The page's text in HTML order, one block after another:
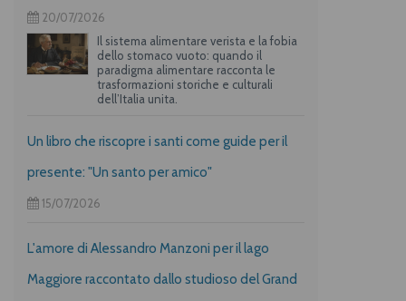
20/07/2026
Il sistema alimentare verista e la fobia
dello stomaco vuoto: quando il
paradigma alimentare racconta le
trasformazioni storiche e culturali
dell’Italia unita.
Un libro che riscopre i santi come guide per il
presente: "Un santo per amico"
15/07/2026
L'amore di Alessandro Manzoni per il lago
Maggiore raccontato dallo studioso del Grand